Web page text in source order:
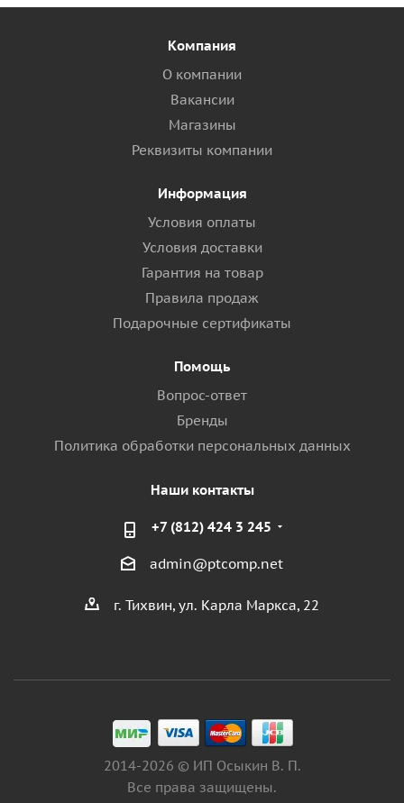
Компания
О компании
Вакансии
Магазины
Реквизиты компании
Информация
Условия оплаты
Условия доставки
Гарантия на товар
Правила продаж
Подарочные сертификаты
Помощь
Вопрос-ответ
Бренды
Политика обработки персональных данных
Наши контакты
+7 (812) 424 3 245
admin@ptcomp.net
г. Тихвин, ул. Карла Маркса, 22
2014-2026 © ИП Осыкин В. П.
Все права защищены.